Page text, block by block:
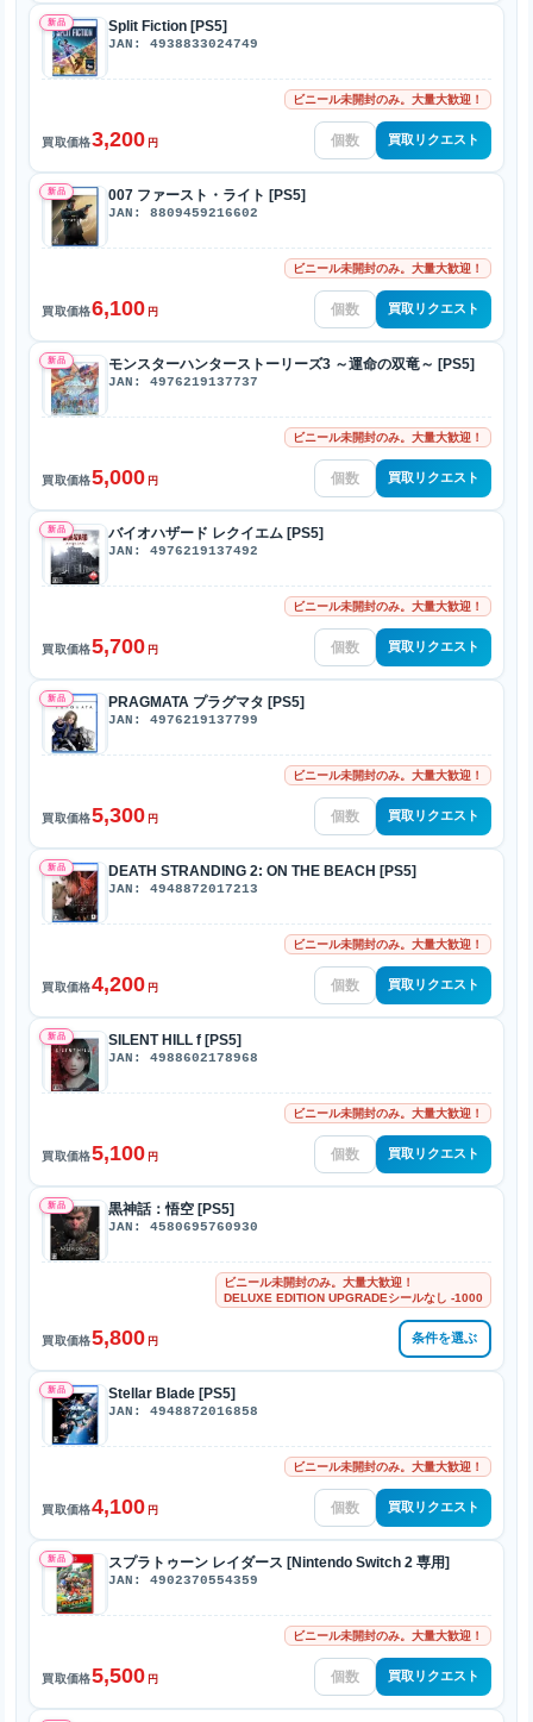
新品 Split Fiction [PS5]
JAN: 4938833024749
ビニール未開封のみ。大量大歓迎！
買取価格3,200 円 買取リクエスト
新品 007 ファースト・ライト [PS5]
JAN: 8809459216602
ビニール未開封のみ。大量大歓迎！
買取価格6,100 円 買取リクエスト
新品 モンスターハンターストーリーズ3 ～運命の双竜～ [PS5]
JAN: 4976219137737
ビニール未開封のみ。大量大歓迎！
買取価格5,000 円 買取リクエスト
新品 バイオハザード レクイエム [PS5]
JAN: 4976219137492
ビニール未開封のみ。大量大歓迎！
買取価格5,700 円 買取リクエスト
新品 PRAGMATA プラグマタ [PS5]
JAN: 4976219137799
ビニール未開封のみ。大量大歓迎！
買取価格5,300 円 買取リクエスト
新品 DEATH STRANDING 2: ON THE BEACH [PS5]
JAN: 4948872017213
ビニール未開封のみ。大量大歓迎！
買取価格4,200 円 買取リクエスト
新品 SILENT HILL f [PS5]
JAN: 4988602178968
ビニール未開封のみ。大量大歓迎！
買取価格5,100 円 買取リクエスト
新品 黒神話：悟空 [PS5]
JAN: 4580695760930
ビニール未開封のみ。大量大歓迎！
DELUXE EDITION UPGRADEシールなし -1000
買取価格5,800 円 条件を選ぶ
新品 Stellar Blade [PS5]
JAN: 4948872016858
ビニール未開封のみ。大量大歓迎！
買取価格4,100 円 買取リクエスト
新品 スプラトゥーン レイダース [Nintendo Switch 2 専用]
JAN: 4902370554359
ビニール未開封のみ。大量大歓迎！
買取価格5,500 円 買取リクエスト